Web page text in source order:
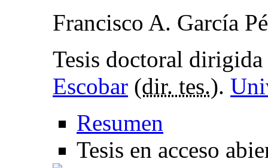
Francisco A. García
Tesis doctoral
Escobar (dir. tes.).
Resumen
Tesis en acceso